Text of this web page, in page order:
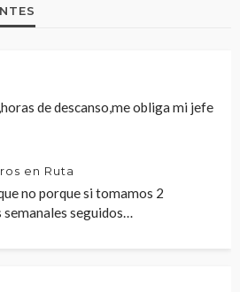
de descanso,me obliga mi jefe
en Ruta
no porque si tomamos 2
semanales seguidos…